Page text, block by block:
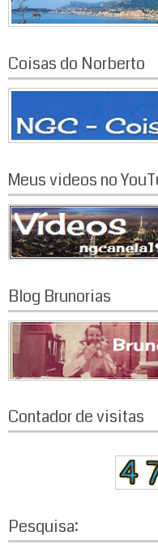
Coisas do Norberto
Meus videos no
Blog Brunorias
Contador de visitas
Pesquisa: